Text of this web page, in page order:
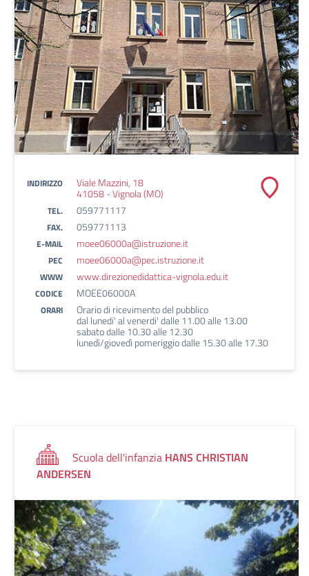
INDIRIZZO Viale Mazzini, 18
41058 - Vignola (MO)
TEL. 059771117
FAX. 059771113
E-MAIL moee06000a@istruzione.it
PEC moee06000a@pec.istruzione.it
WWW www.direzionedidattica-vignola.edu.it
CODICE MOEE06000A
ORARI Orario di ricevimento del pubblico
dal lunedi' al venerdi' dalle 11.00 alle 13.00
sabato dalle 10.30 alle 12.30
lunedì/giovedì pomeriggio dalle 15.30 alle 17.30
Scuola dell'infanzia HANS CHRISTIAN
ANDERSEN